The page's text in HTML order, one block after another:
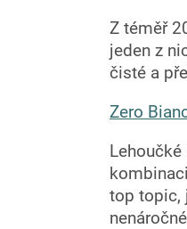
Z téměř
jeden z
čisté a
Zero
top topic,